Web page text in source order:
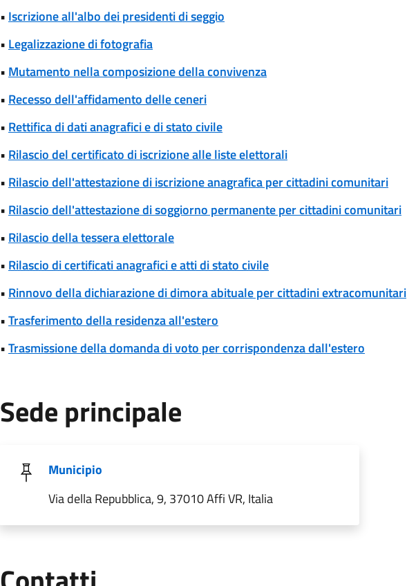
• Iscrizione all'albo dei presidenti di seggio
• Legalizzazione di fotografia
• Mutamento nella composizione della convivenza
• Recesso dell'affidamento delle ceneri
• Rettifica di dati anagrafici e di stato civile
• Rilascio del certificato di iscrizione alle liste elettorali
• Rilascio dell'attestazione di iscrizione anagrafica per cittadini comunitari
• Rilascio dell'attestazione di soggiorno permanente per cittadini comunitari
• Rilascio della tessera elettorale
• Rilascio di certificati anagrafici e atti di stato civile
• Rinnovo della dichiarazione di dimora abituale per cittadini extracomunitari
•Trasferimento della residenza all'estero
•Trasmissione della domanda di voto per corrispondenza dall'estero
Sede principale
Municipio
Via della Repubblica, 9, 37010 Affi VR, Italia